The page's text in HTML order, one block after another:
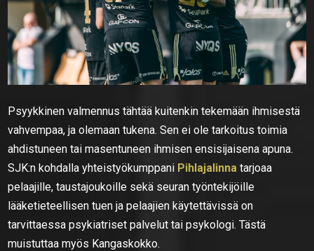
Psyykkinen valmennus tähtää kuitenkin tekemään ihmisestä
vahvempaa, ja olemaan tukena. Sen ei ole tarkoitus toimia
ahdistuneen tai masentuneen ihmisen ensisijaisena apuna.
SJK:n kohdalla yhteistyökumppani Pihlajalinna tarjoaa
pelaajille, taustajoukoille sekä seuran työntekijöille
lääketieteellisen tuen ja pelaajien käytettävissä on
tarvittaessa psykiatriset palvelut tai psykologi. Tästä
muistuttaa myös Kangaskokko.